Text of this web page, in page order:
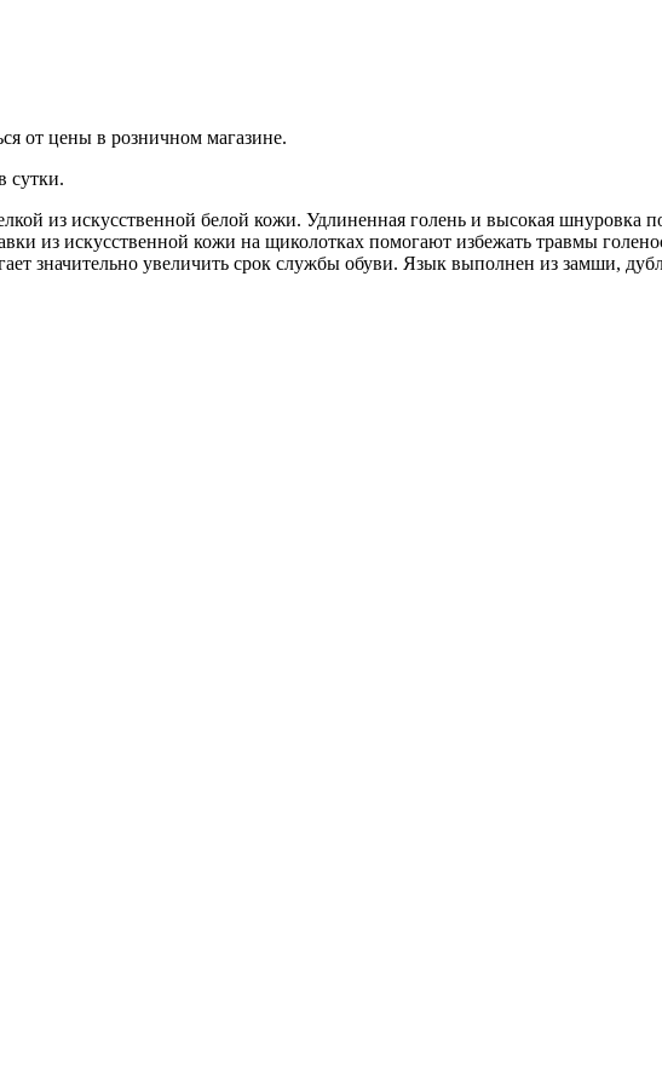
от цены в розничном магазине.
сутки.
из искусственной белой кожи. Удлиненная голень и высокая шнуровка
из искусственной кожи на щиколотках помогают избежать травмы
значительно увеличить срок службы обуви. Язык выполнен из замши,